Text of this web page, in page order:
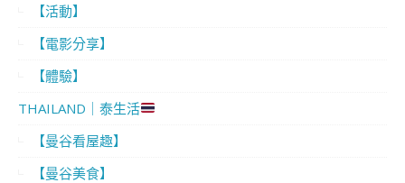
【活動】
【電影分享】
【體驗】
THAILAND｜泰生活
【曼谷看屋趣】
【曼谷美食】